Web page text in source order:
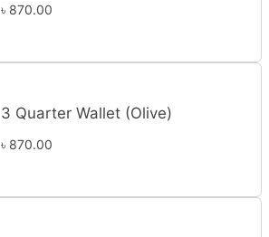
৳ 870.00
3 Quarter Wallet (Olive)
৳ 870.00